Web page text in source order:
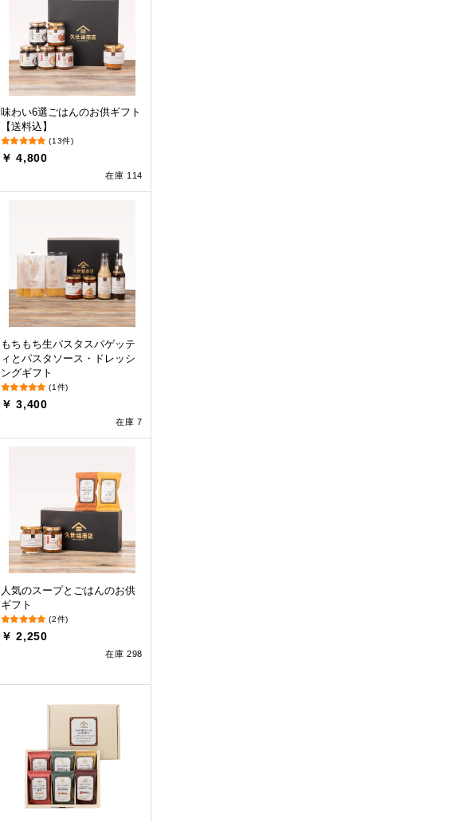
味わい6選ごはんのお供ギフト
【送料込】
(13件)
￥ 4,800
在庫 114
もちもち生パスタスパゲッテ
ィとパスタソース・ドレッシ
ングギフト
(1件)
￥ 3,400
在庫 7
人気のスープとごはんのお供
ギフト
(2件)
￥ 2,250
在庫 298